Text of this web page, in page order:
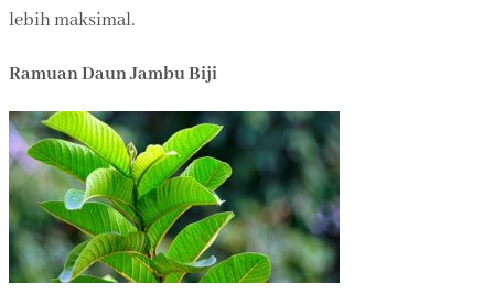
lebih maksimal.
Ramuan Daun Jambu Biji